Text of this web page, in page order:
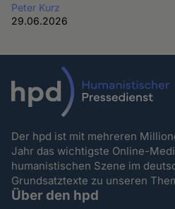
Peter Kurz
29.06.2026
Der hpd ist mit mehreren
Jahr das wichtigste Online-
humanistischen Szene im
Grundsatztexte zu unseren
Über den hpd